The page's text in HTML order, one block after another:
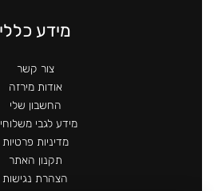
מידע כללי
צור קשר
אודות מירזה
החשבון שלי
מידע לגבי
מדיניות פרטיות
תקנון האתר
הצהרת נגישות